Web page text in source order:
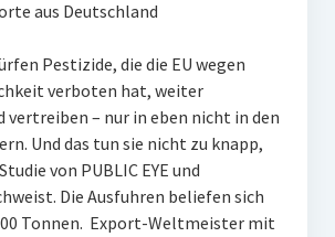
aus Deutschland
Pestizide, die die EU wegen
verboten hat, weiter
vertreiben – nur in eben nicht in den
Und das tun sie nicht zu knapp,
von PUBLIC EYE und
Die Ausfuhren beliefen sich
Tonnen. Export-Weltmeister mit